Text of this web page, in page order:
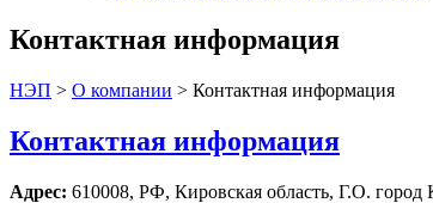
Контактная информация
НЭП > О компании > Контактная информация
Контактная информация
Адрес: 610008, РФ, Кировская область, Г.О.